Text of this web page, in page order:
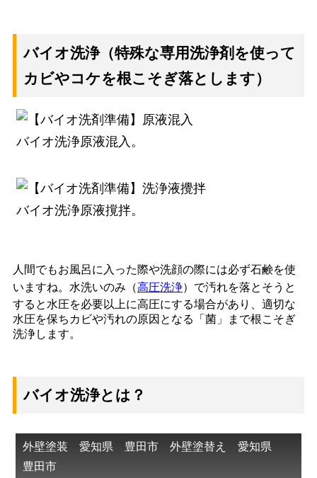
バイオ洗浄（特殊な専用洗浄剤を使って
カビやコケを根こそぎ落とします）
バイオ洗浄原液混入。
バイオ洗浄原液撹拌。
人間でもお風呂に入った際や洗顔の際には必ず石鹸を使
いますね。水洗いのみ（高圧洗浄）で汚れを落とそうと
すると水圧を必要以上に高圧にする場合があり、適切な
水圧を保ちカビや汚れの原因となる「菌」まで根こそぎ
洗浄します。
バイオ洗浄とは？
外壁塗装 愛知県 豊田市 外壁塗替え 愛知県
豊田市